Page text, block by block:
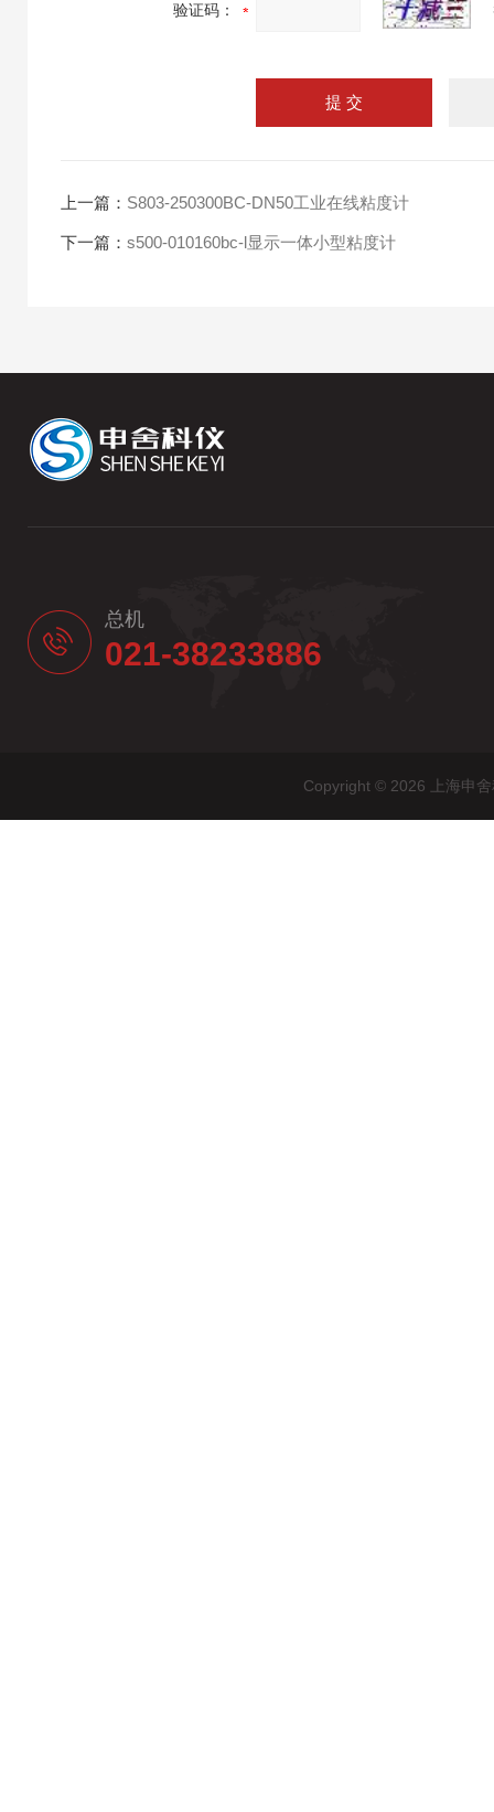
验证码：
上一篇： S803-250300BC-DN50工业在线粘度计
下一篇： s500-010160bc-l显示一体小型粘度计
总机
021-38233886
Copyright © 2026 上海申